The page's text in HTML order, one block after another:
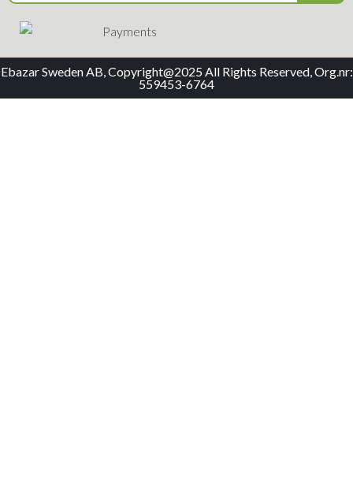
Ebazar Sweden AB, Copyright@2025 All Rights Reserved, Org.nr:
559453-6764